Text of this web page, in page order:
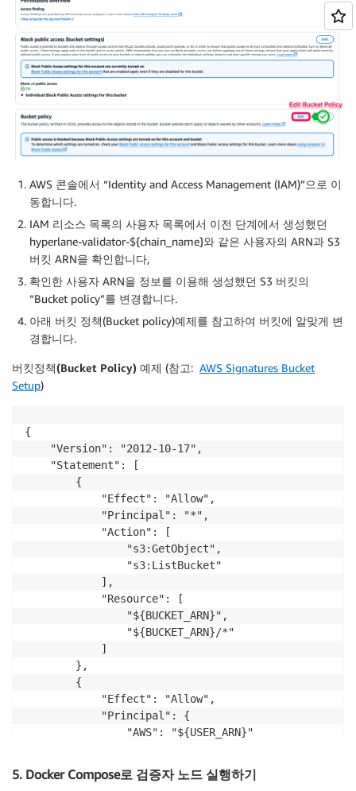
AWS 콘솔에서 “Identity and Access Management (IAM)”으로 이
동합니다.
IAM 리소스 목록의 사용자 목록에서 이전 단계에서 생성했던
hyperlane-validator-${chain_name}와 같은 사용자의 ARN과 S3
버킷 ARN을 확인합니다,
확인한 사용자 ARN을 정보를 이용해 생성했던 S3 버킷의
“Bucket policy”를 변경합니다.
아래 버킷 정책(Bucket policy)예제를 참고하여 버킷에 알맞게 변
경합니다.
버킷정책(Bucket Policy) 예제 (참고: AWS Signatures Bucket
Setup)
{
    "Version": "2012-10-17",
    "Statement": [
        {
            "Effect": "Allow",
            "Principal": "*",
            "Action": [
                "s3:GetObject",
                "s3:ListBucket"
            ],
            "Resource": [
                "${BUCKET_ARN}",
                "${BUCKET_ARN}/*"
            ]
        },
        {
            "Effect": "Allow",
            "Principal": {
                "AWS": "${USER_ARN}"
                "s3:DeleteObject",
5. Docker Compose로 검증자 노드 실행하기